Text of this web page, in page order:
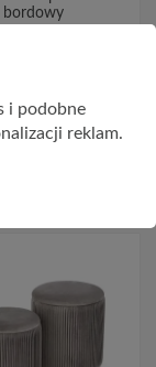
bordowy
KOSZYKA
i podobne
reklam.